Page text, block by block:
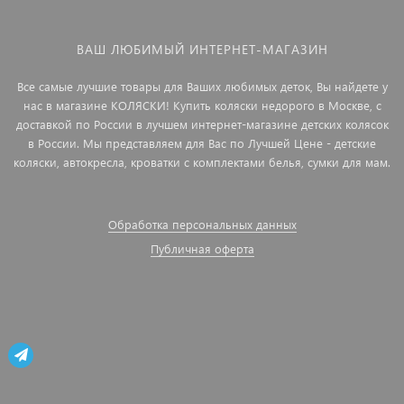
ВАШ ЛЮБИМЫЙ ИНТЕРНЕТ-МАГАЗИН
Все самые лучшие товары для Ваших любимых деток, Вы найдете у
нас в магазине КОЛЯСКИ! Купить коляски недорого в Москве, с
доставкой по России в лучшем интернет-магазине детских колясок
в России. Мы представляем для Вас по Лучшей Цене - детские
коляски, автокресла, кроватки с комплектами белья, сумки для мам.
Обработка персональных данных
Публичная оферта